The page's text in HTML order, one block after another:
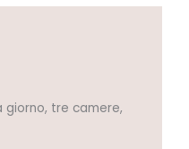
giorno, tre camere,